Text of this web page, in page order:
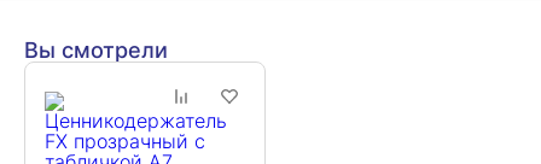
Вы смотрели